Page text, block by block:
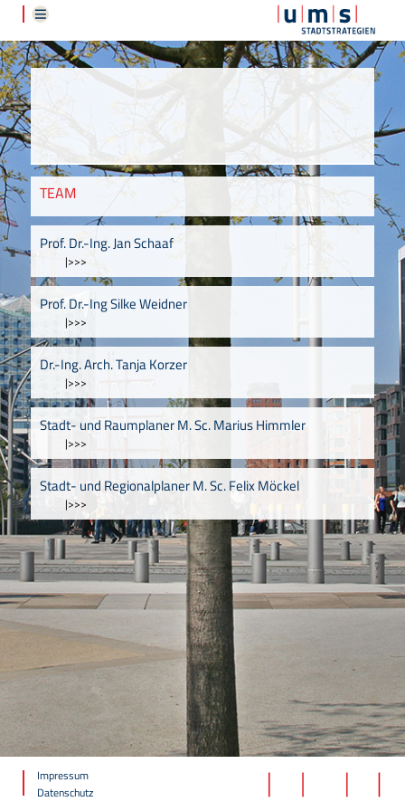
TEAM
Prof. Dr.-Ing. Jan Schaaf
|>>>
Prof. Dr.-Ing Silke Weidner
|>>>
Dr.-Ing. Arch. Tanja Korzer
|>>>
Stadt- und Raumplaner M. Sc. Marius Himmler
|>>>
Stadt- und Regionalplaner M. Sc. Felix Möckel
|>>>
Impressum
Datenschutz